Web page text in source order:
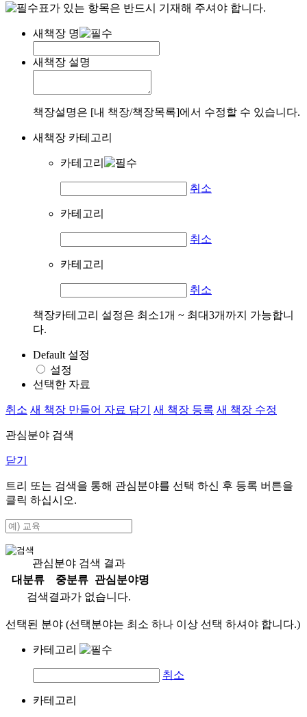
표가 있는 항목은 반드시 기재해 주셔야 합니다.
새책장 명
새책장 설명
책장설명은 [내 책장/책장목록]에서 수정할 수 있습니다.
새책장 카테고리
카테고리
취소
카테고리
취소
카테고리
취소
책장카테고리 설정은 최소1개 ~ 최대3개까지 가능합니
다.
Default 설정
설정
선택한 자료
취소 새 책장 만들어 자료 담기 새 책장 등록 새 책장 수정
관심분야 검색
닫기
트리 또는 검색을 통해 관심분야를 선택 하신 후 등록 버튼을
클릭 하십시오.
관심분야 검색 결과
대분류
중분류
관심분야명
검색결과가 없습니다.
선택된 분야 (선택분야는 최소 하나 이상 선택 하셔야 합니다.)
카테고리
취소
카테고리